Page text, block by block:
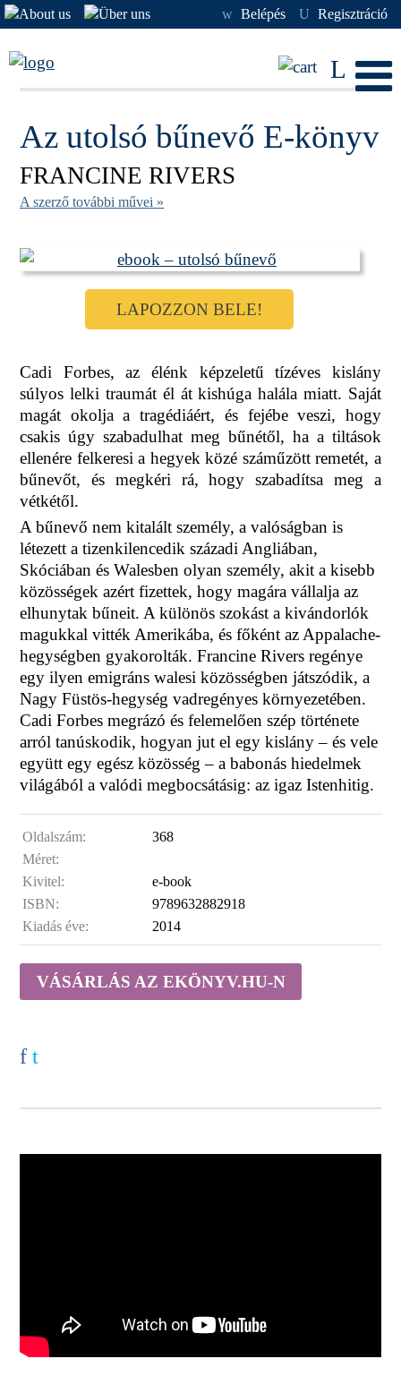
w Belépés U Regisztráció
L
Az utolsó bűnevő E-könyv
FRANCINE RIVERS
A szerző további művei »
LAPOZZON BELE!
Cadi Forbes, az élénk képzeletű tízéves kislány
súlyos lelki traumát él át kishúga halála miatt. Saját
magát okolja a tragédiáért, és fejébe veszi, hogy
csakis úgy szabadulhat meg bűnétől, ha a tiltások
ellenére felkeresi a hegyek közé száműzött remetét, a
bűnevőt, és megkéri rá, hogy szabadítsa meg a
vétkétől.
A bűnevő nem kitalált személy, a valóságban is
létezett a tizenkilencedik századi Angliában,
Skóciában és Walesben olyan személy, akit a kisebb
közösségek azért fizettek, hogy magára vállalja az
elhunytak bűneit. A különös szokást a kivándorlók
magukkal vitték Amerikába, és főként az Appalache-
hegységben gyakorolták. Francine Rivers regénye
egy ilyen emigráns walesi közösségben játszódik, a
Nagy Füstös-hegység vadregényes környezetében.
Cadi Forbes megrázó és felemelően szép története
arról tanúskodik, hogyan jut el egy kislány – és vele
együtt egy egész közösség – a babonás hiedelmek
világából a valódi megbocsátásig: az igaz Istenhitig.
Oldalszám:
368
Méret:
Kivitel:
e-book
ISBN:
9789632882918
Kiadás éve:
2014
VÁSÁRLÁS AZ EKÖNYV.HU-N
f t